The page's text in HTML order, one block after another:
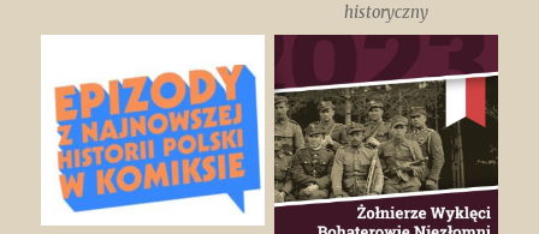
historyczny